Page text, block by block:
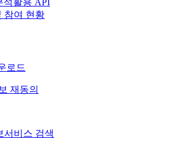
석활용 API
참여 현황
로드
재동의
서비스 검색